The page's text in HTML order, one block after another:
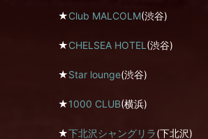
★Club MALCOLM(渋谷)
★CHELSEA HOTEL (渋谷)
★Star lounge(渋谷)
★1000 CLUB(横浜)
★下北沢シャングリラ(下北沢)